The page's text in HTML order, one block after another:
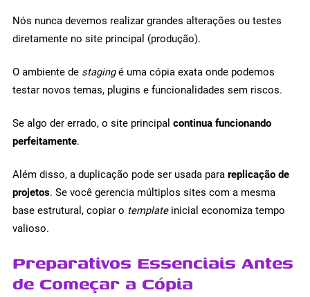
Nós nunca devemos realizar grandes alterações ou testes
diretamente no site principal (produção).
O ambiente de stagingé uma cópia exata onde podemos
testar novos temas, plugins e funcionalidades sem riscos.
Se algo der errado, o site principal continua funcionando
perfeitamente.
Além disso, a duplicação pode ser usada para replicação de
projetos. Se você gerencia múltiplos sites com a mesma
base estrutural, copiar o templateinicial economiza tempo
valioso.
Preparativos Essenciais Antes
de Começar a Cópia